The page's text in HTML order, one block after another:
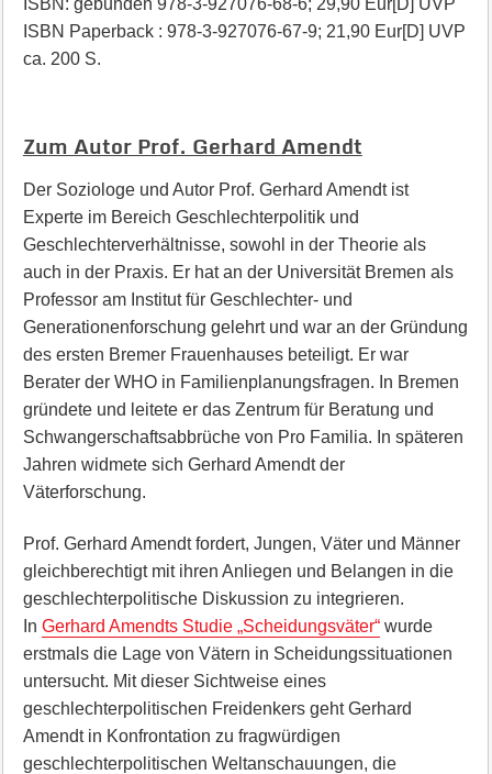
ISBN: gebunden 978-3-927076-68-6; 29,90 Eur[D] UVP
ISBN Paperback : 978-3-927076-67-9; 21,90 Eur[D] UVP
ca. 200 S.
Zum Autor Prof. Gerhard Amendt
Der Soziologe und Autor Prof. Gerhard Amendt ist
Experte im Bereich Geschlechterpolitik und
Geschlechterverhältnisse, sowohl in der Theorie als
auch in der Praxis. Er hat an der Universität Bremen als
Professor am Institut für Geschlechter- und
Generationenforschung gelehrt und war an der Gründung
des ersten Bremer Frauenhauses beteiligt. Er war
Berater der WHO in Familienplanungsfragen. In Bremen
gründete und leitete er das Zentrum für Beratung und
Schwangerschaftsabbrüche von Pro Familia. In späteren
Jahren widmete sich Gerhard Amendt der
Väterforschung.
Prof. Gerhard Amendt fordert, Jungen, Väter und Männer
gleichberechtigt mit ihren Anliegen und Belangen in die
geschlechterpolitische Diskussion zu integrieren.
In Gerhard Amendts Studie „Scheidungsväter“wurde
erstmals die Lage von Vätern in Scheidungssituationen
untersucht. Mit dieser Sichtweise eines
geschlechterpolitischen Freidenkers geht Gerhard
Amendt in Konfrontation zu fragwürdigen
geschlechterpolitischen Weltanschauungen, die